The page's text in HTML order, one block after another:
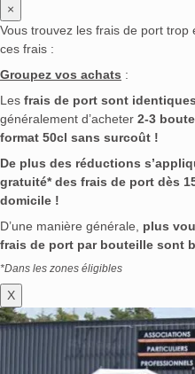
×
Vous trouvez les frais de port trop
ces frais :
Groupez vos achats :
Les frais de port sont
généralement d’acheter 2-3
format 50cl sans surcoût !
De plus des réductions
gratuité* des frais de port dès
domicile !
D’une manière générale, plus
frais de port par bouteille sont
*Dans les zones éligibles
X